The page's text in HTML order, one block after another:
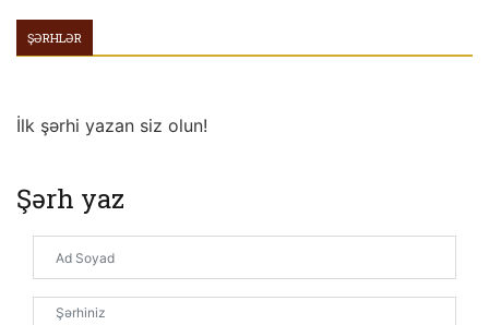
HAQQ DOSTLARINDAN HİKMƏTLƏR
NƏ QALDI SƏNDƏN GERİYƏ?..
QİYAMƏT
MƏNƏVİ HƏMRƏYLİK
Qardaşlıq ruhu
MƏHƏRRƏM AYININ ƏHƏMİYYƏTİ
ŞƏRHLƏR
İlk şərhi yazan siz olun!
Şərh yaz